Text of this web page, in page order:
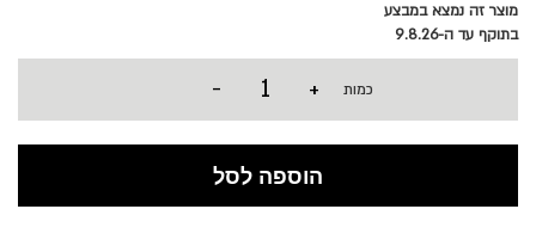
מוצר זה נמצא במבצע
בתוקף עד ה-9.8.26
כמות +
-
הוספה לסל